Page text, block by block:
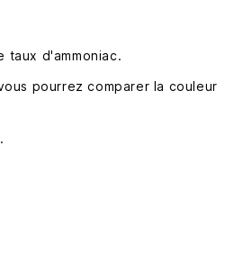
d'ammoniac.
pourrez comparer la couleur